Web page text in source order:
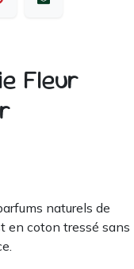
Fleur
naturels de
en coton tressé sans